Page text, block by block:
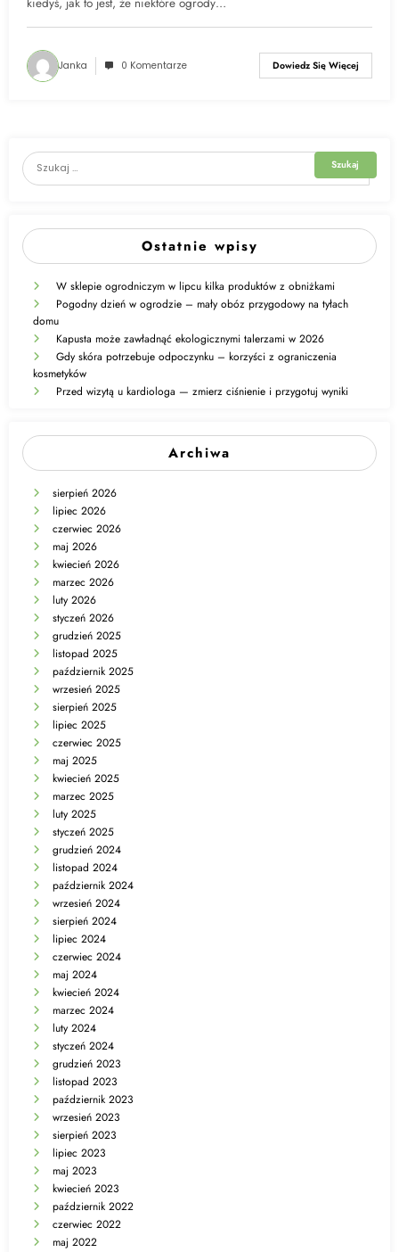
Janka 0 Komentarze Dowiedz Się Więcej
Ostatnie wpisy
W sklepie ogrodniczym w lipcu kilka produktów z obniżkami
Pogodny dzień w ogrodzie – mały obóz przygodowy na tyłach
domu
Kapusta może zawładnąć ekologicznymi talerzami w 2026
Gdy skóra potrzebuje odpoczynku – korzyści z ograniczenia
kosmetyków
Przed wizytą u kardiologa — zmierz ciśnienie i przygotuj wyniki
Archiwa
sierpień 2026
lipiec 2026
czerwiec 2026
maj 2026
kwiecień 2026
marzec 2026
luty 2026
styczeń 2026
grudzień 2025
listopad 2025
październik 2025
wrzesień 2025
sierpień 2025
lipiec 2025
czerwiec 2025
maj 2025
kwiecień 2025
marzec 2025
luty 2025
styczeń 2025
grudzień 2024
listopad 2024
październik 2024
wrzesień 2024
sierpień 2024
lipiec 2024
czerwiec 2024
maj 2024
kwiecień 2024
marzec 2024
luty 2024
styczeń 2024
grudzień 2023
listopad 2023
październik 2023
wrzesień 2023
sierpień 2023
lipiec 2023
maj 2023
kwiecień 2023
październik 2022
czerwiec 2022
maj 2022